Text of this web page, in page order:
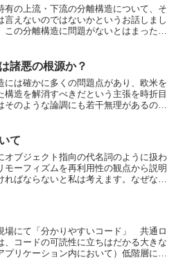
有の上流・下流の分離構造について、そ
言えないのではないかというお話しまし
の分離構造に問題がないとはまったく
諸悪の根源か？
には確かに多くの問題点があり、欧米を
構造を解消すべきだという主張を時折目
そのような論調にも若干無理があるので
て
オブジェクト指向の代名詞のように扱わ
モーフィズムを再利用性の観点から説明
ればならないと私は考えます。なぜなら
場にて「分かりやすいコード」 共通ロ
、コードの可読性に立ちはだかる大きな
プリケーション内において）低階層に位